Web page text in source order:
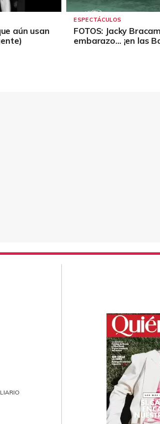
aún usan
ESPECTÁCULOS
FOTOS: Jacky
embarazo… ¡en las